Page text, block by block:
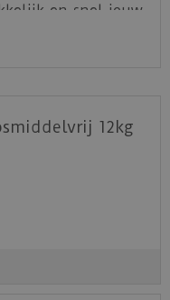
en snel jouw
instructie.
12kg